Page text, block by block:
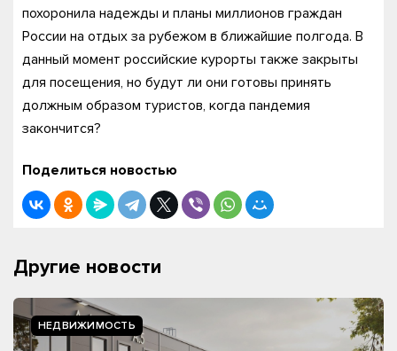
похоронила надежды и планы миллионов граждан
России на отдых за рубежом в ближайшие полгода. В
данный момент российские курорты также закрыты
для посещения, но будут ли они готовы принять
должным образом туристов, когда пандемия
закончится?
Поделиться новостью
Другие новости
НЕДВИЖИМОСТЬ